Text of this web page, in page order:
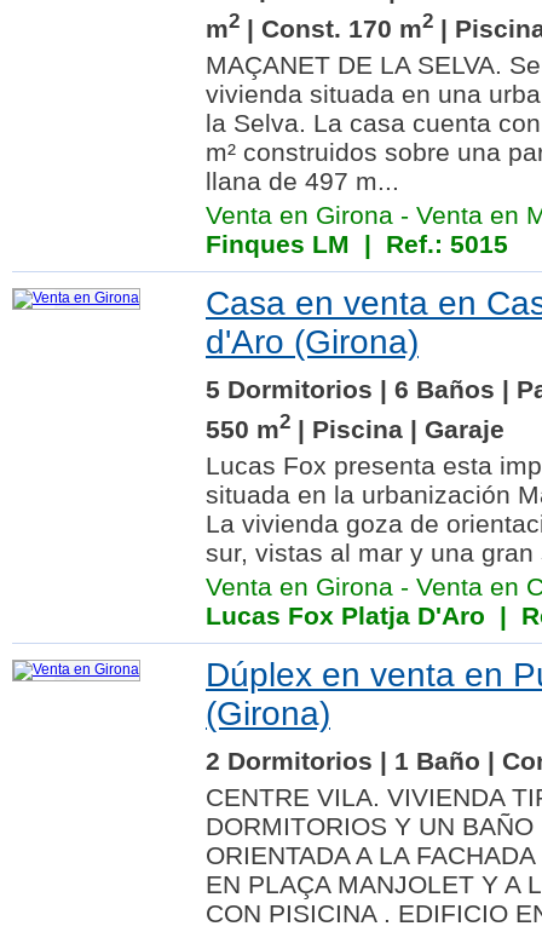
m2 | Const. 170 m2 |
MAÇANET DE LA SELVA.
vivienda situada en una
la Selva. La casa cuenta
m² construidos sobre una
llana de 497 m...
Venta en Girona - Venta en
Finques LM | Ref.: 5015
Casa en venta en
d'Aro (Girona)
5 Dormitorios | 6 Baños |
550 m2 | Piscina | Garaje
Lucas Fox presenta esta
situada en la urbanización
La vivienda goza de
sur, vistas al mar y una
Venta en Girona - Venta en
Lucas Fox Platja D'Aro |
Dúplex en venta en
(Girona)
2 Dormitorios | 1 Baño |
CENTRE VILA. VIVIENDA
DORMITORIOS Y UN
ORIENTADA A LA
EN PLAÇA MANJOLET Y A
CON PISICINA . EDIFICIO